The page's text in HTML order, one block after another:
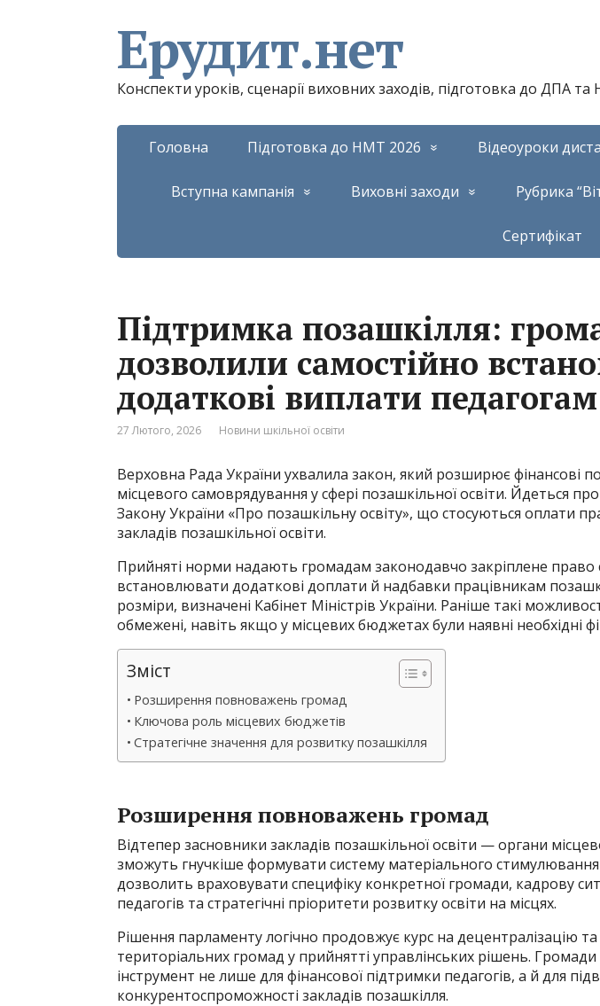
Ерудит.нет
Конспекти уроків, сценарії виховних заходів, підготовка до ДПА
Головна Підготовка до НМТ 2026 Відеоуроки
Вступна кампанія Виховні заходи Рубрика
Сертифікат
Підтримка позашкілля:
дозволили самостійно
додаткові виплати педагогам
27 Лютого, 2026 Новини шкільної освіти
Верховна Рада України ухвалила закон, який розширює фінансові
місцевого самоврядування у сфері позашкільної освіти. Йдеться
Закону України «Про позашкільну освіту», що стосуються оплати
закладів позашкільної освіти.
Прийняті норми надають громадам законодавчо закріплене право
встановлювати додаткові доплати й надбавки працівникам
розміри, визначені Кабінет Міністрів України. Раніше такі
обмежені, навіть якщо у місцевих бюджетах були наявні необхідні
Зміст
Розширення повноважень громад
Ключова роль місцевих бюджетів
Стратегічне значення для розвитку позашкілля
Розширення повноважень громад
Відтепер засновники закладів позашкільної освіти — органи
зможуть гнучкіше формувати систему матеріального
дозволить враховувати специфіку конкретної громади, кадрову
педагогів та стратегічні пріоритети розвитку освіти на місцях.
Рішення парламенту логічно продовжує курс на децентралізацію
територіальних громад у прийнятті управлінських рішень.
інструмент не лише для фінансової підтримки педагогів, а й для
конкурентоспроможності закладів позашкілля.